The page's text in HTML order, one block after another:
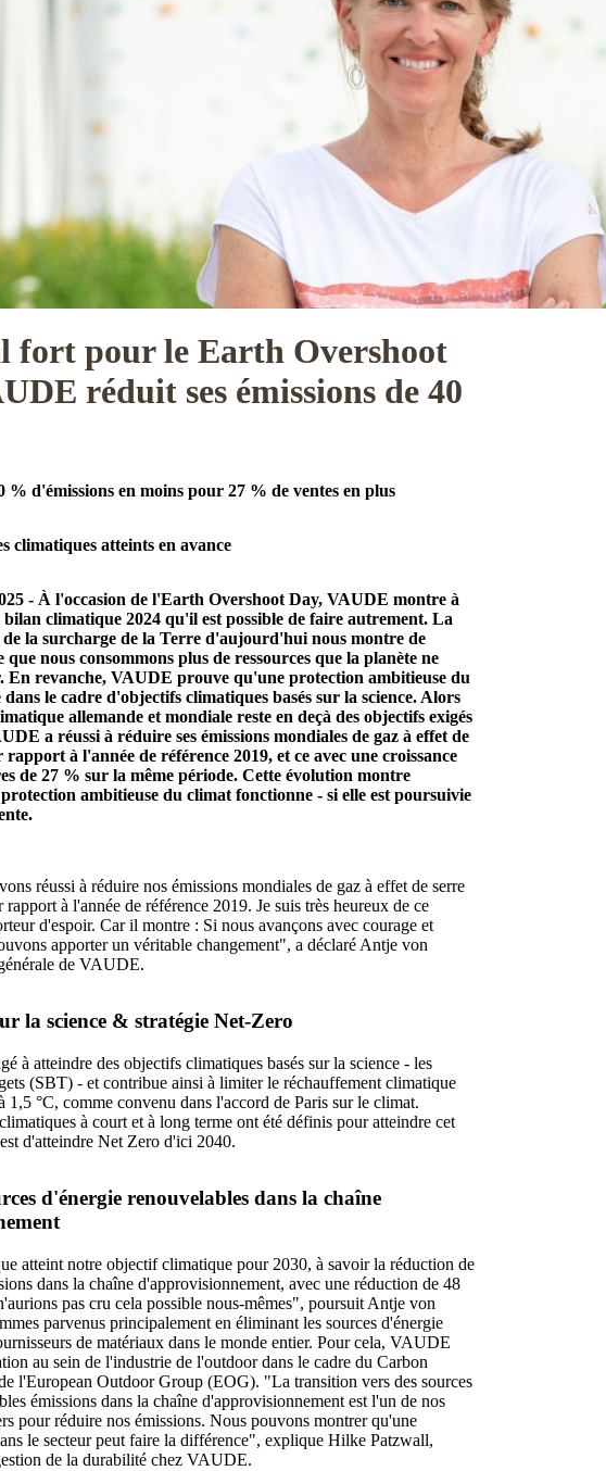
fort pour le Earth Overshoot
réduit ses émissions de 40
d'émissions en moins pour 27 % de ventes en plus
climatiques atteints en avance
- À l'occasion de l'Earth Overshoot Day, VAUDE montre à
bilan climatique 2024 qu'il est possible de faire autrement. La
la surcharge de la Terre d'aujourd'hui nous montre de
nous consommons plus de ressources que la planète ne
En revanche, VAUDE prouve qu'une protection ambitieuse du
dans le cadre d'objectifs climatiques basés sur la science. Alors
allemande et mondiale reste en deçà des objectifs exigés
a réussi à réduire ses émissions mondiales de gaz à effet de
à l'année de référence 2019, et ce avec une croissance
de 27 % sur la même période. Cette évolution montre
ambitieuse du climat fonctionne - si elle est poursuivie
réussi à réduire nos émissions mondiales de gaz à effet de serre
à l'année de référence 2019. Je suis très heureux de ce
d'espoir. Car il montre : Si nous avançons avec courage et
apporter un véritable changement", a déclaré Antje von
de VAUDE.
la science & stratégie Net-Zero
à atteindre des objectifs climatiques basés sur la science - les
(SBT) - et contribue ainsi à limiter le réchauffement climatique
1,5 °C, comme convenu dans l'accord de Paris sur le climat.
à court et à long terme ont été définis pour atteindre cet
d'atteindre Net Zero d'ici 2040.
d'énergie renouvelables dans la chaîne
atteint notre objectif climatique pour 2030, à savoir la réduction de
dans la chaîne d'approvisionnement, avec une réduction de 48
pas cru cela possible nous-mêmes", poursuit Antje von
parvenus principalement en éliminant les sources d'énergie
de matériaux dans le monde entier. Pour cela, VAUDE
au sein de l'industrie de l'outdoor dans le cadre du Carbon
l'European Outdoor Group (EOG). "La transition vers des sources
émissions dans la chaîne d'approvisionnement est l'un de nos
pour réduire nos émissions. Nous pouvons montrer qu'une
le secteur peut faire la différence", explique Hilke Patzwall,
de la durabilité chez VAUDE.